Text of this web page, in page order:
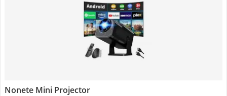
Nonete Mini Projector